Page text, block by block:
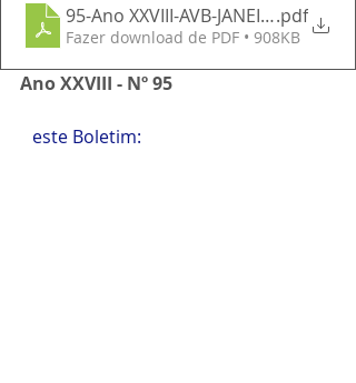
95-Ano XXVIII-AVB-JANEIRO de 2022
.pdf
Fazer download de PDF • 908KB
Ano XXVIII - Nº 95
este Boletim: